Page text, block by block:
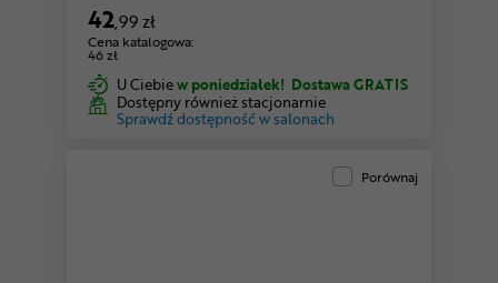
42,99 zł
Cena katalogowa:
46 zł
U Ciebiew poniedziałek! Dostawa GRATIS
Dostępny również stacjonarnie
Sprawdź dostępność w salonach
Porównaj